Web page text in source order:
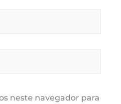
neste navegador para